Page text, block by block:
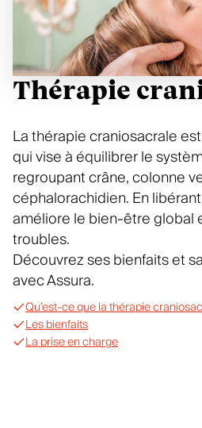
Thérapie
La thérapie craniosacrale
qui vise à équilibrer le
regroupant crâne, colonne
céphalorachidien. En
améliore le bien-être global
troubles.
Découvrez ses bienfaits et
avec Assura.
Qu’est-ce que la thérapie
Les bienfaits
La prise en charge